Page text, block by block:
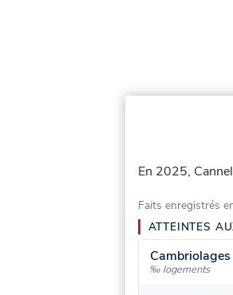
En 2025,
Faits enregistrés
ATTEINTES
Cambriolages
‰ logements